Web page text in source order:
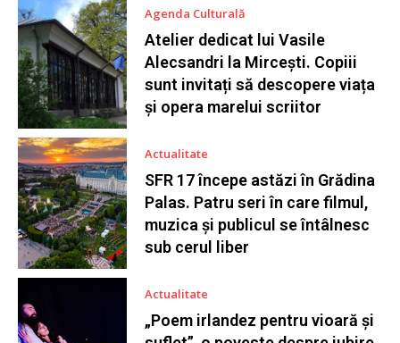
Agenda Culturală
Atelier dedicat lui Vasile
Alecsandri la Mircești. Copiii
sunt invitați să descopere viața
și opera marelui scriitor
Actualitate
SFR 17 începe astăzi în Grădina
Palas. Patru seri în care filmul,
muzica și publicul se întâlnesc
sub cerul liber
Actualitate
„Poem irlandez pentru vioară și